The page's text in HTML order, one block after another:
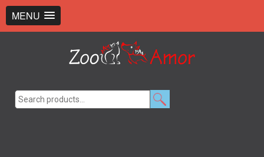
MENU